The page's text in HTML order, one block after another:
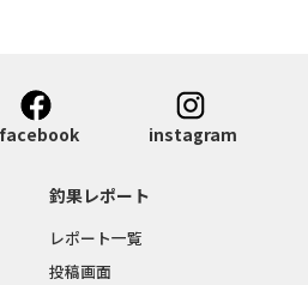
facebook instagram
釣果レポート
レポート一覧
投稿画面